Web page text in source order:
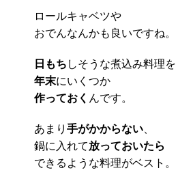
ロールキャベツや
おでんなんかも良いですね。
日もち しそうな煮込み料理を
年末にいくつか
作っておく んです。
あまり 手がかからない
鍋に入れて放っておいたら
できるような料理がベスト。